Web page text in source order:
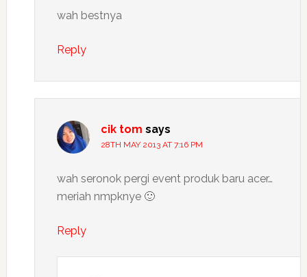
wah bestnya
Reply
cik tom says
28TH MAY 2013 AT 7:16 PM
wah seronok pergi event produk baru acer…
meriah nmpknye 🙂
Reply